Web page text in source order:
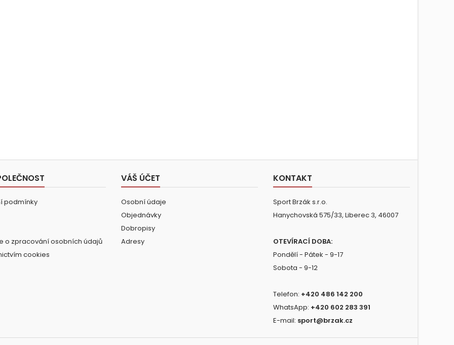
podmínky
o zpracování osobních údajů
cookies
VÁŠ ÚČET
Osobní údaje
Objednávky
Dobropisy
Adresy
KONTAKT
Sport Brzák s.r.o.
Hanychovská 575/33, Liberec 3, 46007
OTEVÍRACÍ DOBA:
Pondělí - Pátek - 9-17
Sobota - 9-12
Telefon: +420 486 142 200
WhatsApp: +420 602 283 391
E-mail: sport@brzak.cz